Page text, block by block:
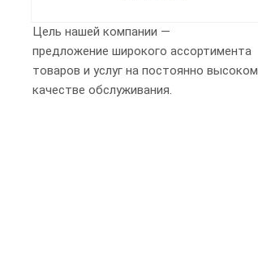
Цель нашей компании —
предложение широкого ассортимента
товаров и услуг на постоянно высоком
качестве обслуживания.